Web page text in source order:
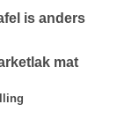
is anders
mat
D60/80cm D6cm